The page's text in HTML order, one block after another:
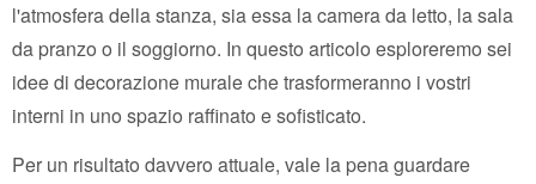
l'atmosfera della stanza, sia essa la camera da letto, la sala
da pranzo o il soggiorno. In questo articolo esploreremo sei
idee di decorazione murale che trasformeranno i vostri
interni in uno spazio raffinato e sofisticato.
Per un risultato davvero attuale, vale la pena guardare